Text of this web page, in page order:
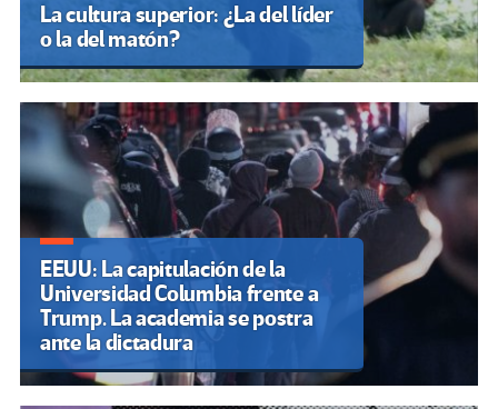
La cultura superior: ¿La del líder
o la del matón?
EEUU: La capitulación de la
Universidad Columbia frente a
Trump. La academia se postra
ante la dictadura